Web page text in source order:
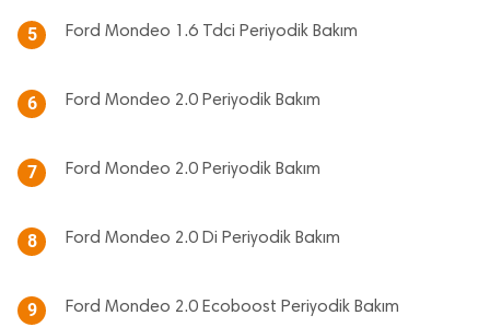
5 Ford Mondeo 1.6 Tdci Periyodik Bakım
6 Ford Mondeo 2.0 Periyodik Bakım
7 Ford Mondeo 2.0 Periyodik Bakım
8 Ford Mondeo 2.0 Di Periyodik Bakım
9 Ford Mondeo 2.0 Ecoboost Periyodik Bakım